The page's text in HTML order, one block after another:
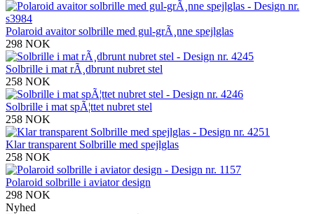
Polaroid avaitor solbrille med gul-grÃ¸nne spejlglas
298 NOK
Solbrille i mat rÃ¸dbrunt nubret stel
258 NOK
Solbrille i mat spÃ¦ttet nubret stel
258 NOK
Klar transparent Solbrille med spejlglas
258 NOK
Polaroid solbrille i aviator design
298 NOK
Nyhed